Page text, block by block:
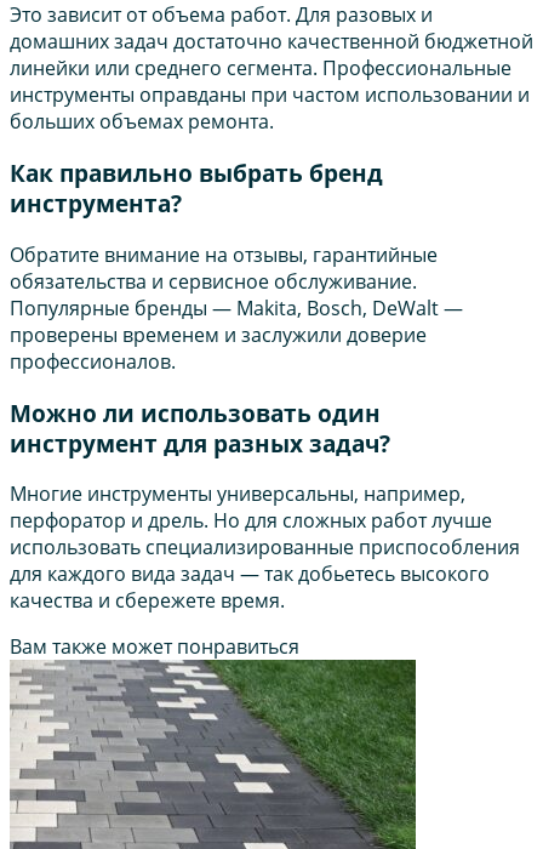
Это зависит от объема работ. Для разовых и
домашних задач достаточно качественной бюджетной
линейки или среднего сегмента. Профессиональные
инструменты оправданы при частом использовании и
больших объемах ремонта.
Как правильно выбрать бренд
инструмента?
Обратите внимание на отзывы, гарантийные
обязательства и сервисное обслуживание.
Популярные бренды — Makita, Bosch, DeWalt —
проверены временем и заслужили доверие
профессионалов.
Можно ли использовать один
инструмент для разных задач?
Многие инструменты универсальны, например,
перфоратор и дрель. Но для сложных работ лучше
использовать специализированные приспособления
для каждого вида задач — так добьетесь высокого
качества и сбережете время.
Вам также может понравиться